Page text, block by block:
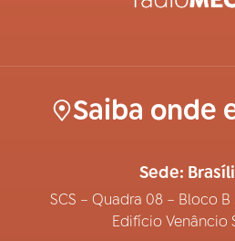
Saiba onde
Sede:
SCS – Quadra 08 – Bloco
Edifício Venâncio